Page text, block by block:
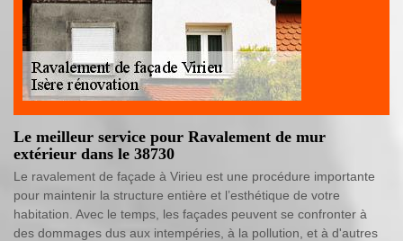
Le meilleur service pour Ravalement de mur
extérieur dans le 38730
Le ravalement de façade à Virieu est une procédure importante
pour maintenir la structure entière et l’esthétique de votre
habitation. Avec le temps, les façades peuvent se confronter à
des dommages dus aux intempéries, à la pollution, et à d'autres